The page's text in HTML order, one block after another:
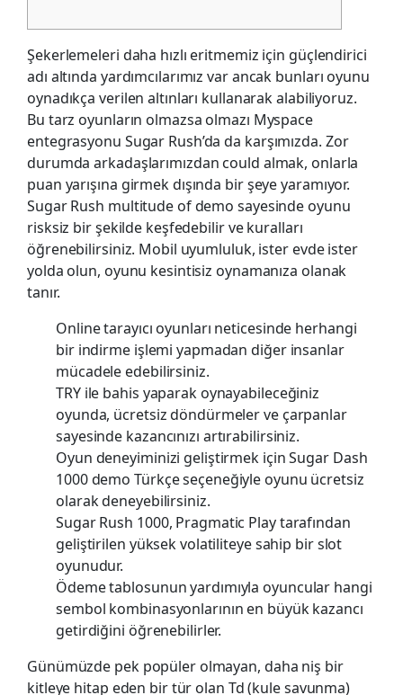
Şekerlemeleri daha hızlı eritmemiz için güçlendirici
adı altında yardımcılarımız var ancak bunları oyunu
oynadıkça verilen altınları kullanarak alabiliyoruz.
Bu tarz oyunların olmazsa olmazı Myspace
entegrasyonu Sugar Rush’da da karşımızda. Zor
durumda arkadaşlarımızdan could almak, onlarla
puan yarışına girmek dışında bir şeye yaramıyor.
Sugar Rush multitude of demo sayesinde oyunu
risksiz bir şekilde keşfedebilir ve kuralları
öğrenebilirsiniz. Mobil uyumluluk, ister evde ister
yolda olun, oyunu kesintisiz oynamanıza olanak
tanır.
Online tarayıcı oyunları neticesinde herhangi
bir indirme işlemi yapmadan diğer insanlar
mücadele edebilirsiniz.
TRY ile bahis yaparak oynayabileceğiniz
oyunda, ücretsiz döndürmeler ve çarpanlar
sayesinde kazancınızı artırabilirsiniz.
Oyun deneyiminizi geliştirmek için Sugar Dash
1000 demo Türkçe seçeneğiyle oyunu ücretsiz
olarak deneyebilirsiniz.
Sugar Rush 1000, Pragmatic Play tarafından
geliştirilen yüksek volatiliteye sahip bir slot
oyunudur.
Ödeme tablosunun yardımıyla oyuncular hangi
sembol kombinasyonlarının en büyük kazancı
getirdiğini öğrenebilirler.
Günümüzde pek popüler olmayan, daha niş bir
kitleye hitap eden bir tür olan Td (kule savunma)